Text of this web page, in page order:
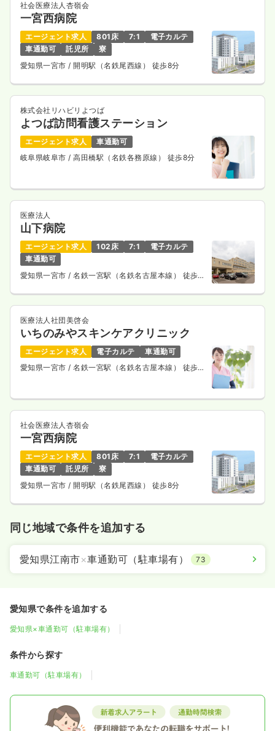
社会医療法人杏嶺会
一宮西病院
エージェント求人 801床 7:1
電子カルテ
車通勤可
託児所
寮
愛知県一宮市 / 開明駅（名鉄尾西線） 徒歩8分
株式会社リハビリよつば
よつば訪問看護ステーション
エージェント求人
車通勤可
岐阜県岐阜市/ 高田橋駅（名鉄各務原線） 徒歩8分
医療法人
山下病院
エージェント求人 102床 7:1
電子カルテ
車通勤可
愛知県一宮市 / 名鉄一宮駅（名鉄名古屋本線） 徒歩
医療法人社団美啓会
いちのみやスキンケアクリニック
エージェント求人 電子カルテ
車通勤可
愛知県一宮市/ 名鉄一宮駅（名鉄名古屋本線） 徒歩1
社会医療法人杏嶺会
一宮西病院
エージェント求人 801床 7:1
電子カルテ
車通勤可
託児所
寮
愛知県一宮市 / 開明駅（名鉄尾西線） 徒歩8分
同じ地域で条件を追加する
愛知県江南市×車通勤可（駐車場有） 73
愛知県で条件を追加する
愛知県×車通勤可（駐車場有）
条件から探す
車通勤可（駐車場有）